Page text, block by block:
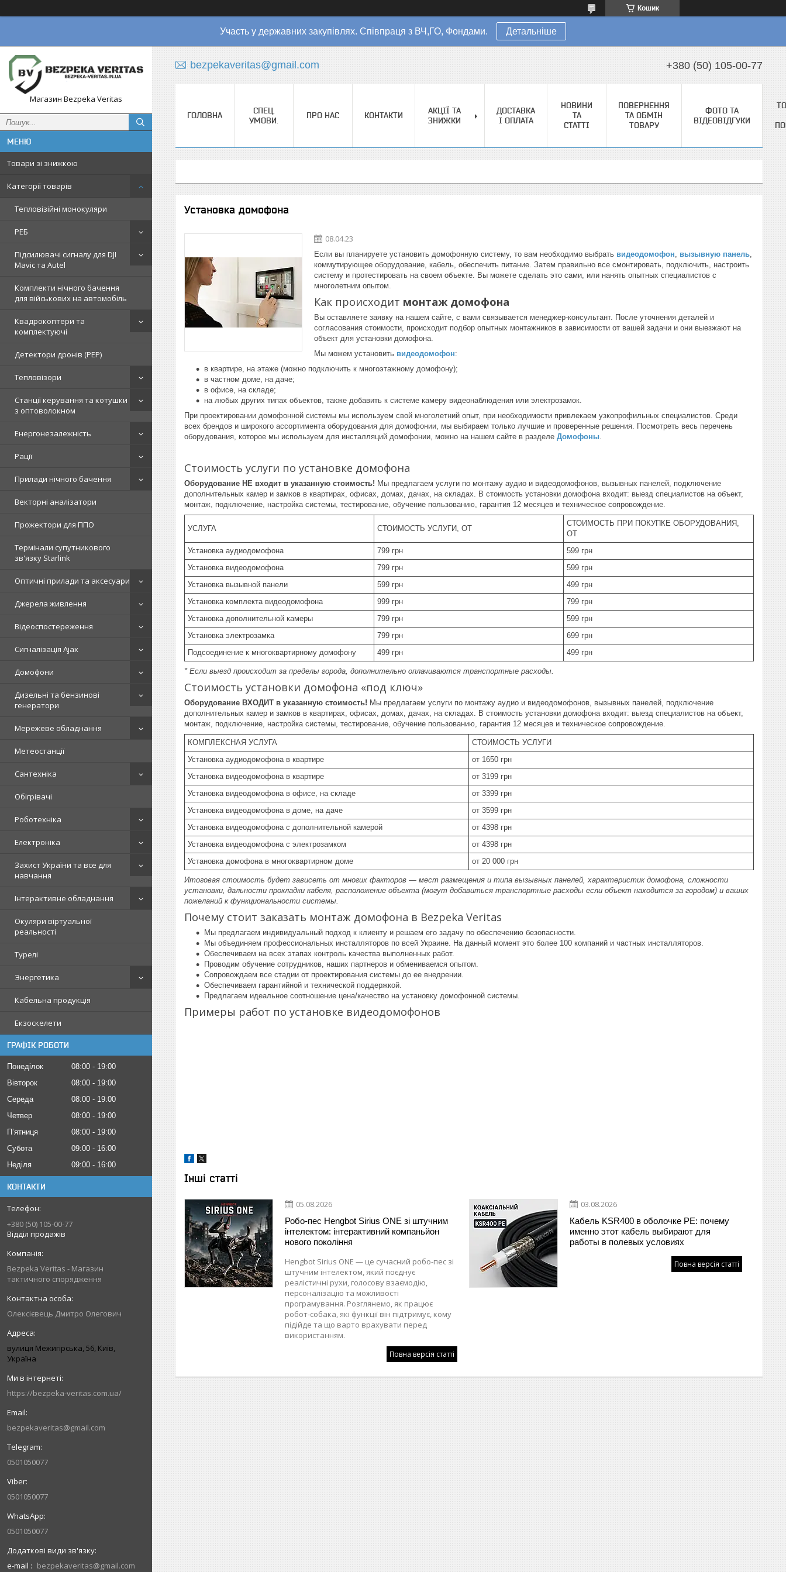
Кошик
Участь у державних закупівлях. Співпраця з ВЧ,ГО, Фондами. Детальніше
Магазин Bezpeka Veritas
Товари зі знижкою
Категорії товарів
Тепловізійні монокуляри
РЕБ
Підсилювачі сигналу для DJI
Mavic та Autel
Комплекти нічного бачення
для військових на автомобіль
Квадрокоптери та
комплектуючі
Детектори дронів (РЕР)
Тепловізори
Станції керування та котушки
з оптоволокном
Енергонезалежність
Рації
Прилади нічного бачення
Векторні аналізатори
Прожектори для ППО
Термінали супутникового
зв'язку Starlink
Оптичні прилади та аксесуари
Джерела живлення
Відеоспостереження
Сигналізація Ajax
Домофони
Дизельні та бензинові
генератори
Мережеве обладнання
Метеостанції
Сантехніка
Обігрівачі
Роботехніка
Електроніка
Захист України та все для
навчання
Інтерактивне обладнання
Окуляри віртуальної
реальності
Турелі
Энергетика
Кабельна продукція
Екзоскелети
ГРАФІК РОБОТИ
Понеділок 08:00
19:00
Вівторок
08:00
19:00
Середа
08:00
19:00
Четвер
08:00
19:00
Пʼятниця
08:00
19:00
Субота
09:00
16:00
Неділя
09:00 16:00
КОНТАКТИ
+380 (50) 105-00-77
Відділ продажів
Bezpeka Veritas - Магазин
тактичного спорядження
Олексієвець Дмитро Олегович
вулиця Межигірська, 56, Київ,
Україна
https://bezpeka-veritas.com.ua/
bezpekaveritas@gmail.com
0501050077
0501050077
0501050077
e-mail bezpekaveritas@gmail.com
bezpekaveritas@gmail.com +380 (50) 105-00-77
ГОЛОВНА
СПЕЦ.
УМОВИ.
ПРО НАС КОНТАКТИ
АКЦІЇ ТА
ЗНИЖКИ
ДОСТАВКА
І ОПЛАТА
НОВИНИ
ТА
СТАТТІ
ПОВЕРНЕННЯ
ТА ОБМІН
ТОВАРУ
ФОТО ТА
ВІДЕОВІДГУКИ
Установка домофона
08.04.23
Если вы планируете установить домофонную систему, то вам необходимо выбрать видеодомофон, вызывную панель,
коммутирующее оборудование, кабель, обеспечить питание. Затем правильно все смонтировать, подключить, настроить
систему и протестировать на своем объекте. Вы можете сделать это сами, или нанять опытных специалистов с
многолетним опытом.
Как происходит монтаж домофона
Вы оставляете заявку на нашем сайте, с вами связывается менеджер-консультант. После уточнения деталей и
согласования стоимости, происходит подбор опытных монтажников в зависимости от вашей задачи и они выезжают на
объект для установки домофона.
Мы можем установить видеодомофон:
в квартире, на этаже (можно подключить к многоэтажному домофону);
в частном доме, на даче;
в офисе, на складе;
на любых других типах объектов, также добавить к системе камеру видеонаблюдения или электрозамок.
При проектировании домофонной системы мы используем свой многолетний опыт, при необходимости привлекаем узкопрофильных специалистов. Среди
всех брендов и широкого ассортимента оборудования для домофонии, мы выбираем только лучшие и проверенные решения. Посмотреть весь перечень
оборудования, которое мы используем для инсталляций домофонии, можно на нашем сайте в разделе Домофоны.
Стоимость услуги по установке домофона
Оборудование НЕ входит в указанную стоимость! Мы предлагаем услуги по монтажу аудио и видеодомофонов, вызывных панелей, подключение
дополнительных камер и замков в квартирах, офисах, домах, дачах, на складах. В стоимость установки домофона входит: выезд специалистов на объект,
монтаж, подключение, настройка системы, тестирование, обучение пользованию, гарантия 12 месяцев и техническое сопровождение.
УСЛУГА СТОИМОСТЬ УСЛУГИ, ОТ
СТОИМОСТЬ ПРИ ПОКУПКЕ ОБОРУДОВАНИЯ,
ОТ
Установка аудиодомофона
799 грн
599 грн
Установка видеодомофона
799 грн
599 грн
Установка вызывной панели
599 грн
499 грн
Установка комплекта видеодомофона
999 грн
799 грн
Установка дополнительной камеры
799 грн
599 грн
Установка электрозамка
799 грн
699 грн
Подсоединение к многоквартирному домофону
499 грн 499 грн
* Если выезд происходит за пределы города, дополнительно оплачиваются транспортные расходы.
Стоимость установки домофона «под ключ»
Оборудование ВХОДИТ в указанную стоимость! Мы предлагаем услуги по монтажу аудио и видеодомофонов, вызывных панелей, подключение
дополнительных камер и замков в квартирах, офисах, домах, дачах, на складах. В стоимость установки домофона входит: выезд специалистов на объект,
монтаж, подключение, настройка системы, тестирование, обучение пользованию, гарантия 12 месяцев и техническое сопровождение.
КОМПЛЕКСНАЯ УСЛУГА
СТОИМОСТЬ УСЛУГИ
Установка аудиодомофона в квартире
от 1650 грн
Установка видеодомофона в квартире
от 3199 грн
Установка видеодомофона в офисе, на складе
от 3399 грн
Установка видеодомофона в доме, на даче
от 3599 грн
Установка видеодомофона с дополнительной камерой
от 4398 грн
Установка видеодомофона с электрозамком
от 4398 грн
Установка домофона в многоквартирном доме
от 20 000 грн
Итоговая стоимость будет зависеть от многих факторов — мест размещения и типа вызывных панелей, характеристик домофона, сложности
установки, дальности прокладки кабеля, расположение объекта (могут добавиться транспортные расходы если объект находится за городом) и ваших
пожеланий к функциональности системы.
Почему стоит заказать монтаж домофона в Bezpeka Veritas
Мы предлагаем индивидуальный подход к клиенту и решаем его задачу по обеспечению безопасности.
Мы объединяем профессиональных инсталляторов по всей Украине. На данный момент это более 100 компаний и частных инсталляторов.
Обеспечиваем на всех этапах контроль качества выполненных работ.
Проводим обучение сотрудников, наших партнеров и обмениваемся опытом.
Сопровождаем все стадии от проектирования системы до ее внедрении.
Обеспечиваем гарантийной и технической поддержкой.
Предлагаем идеальное соотношение цена/качество на установку домофонной системы.
Примеры работ по установке видеодомофонов
Інші статті
05.08.2026
Робо-пес Hengbot Sirius ONE зі штучним
інтелектом: інтерактивний компаньйон
нового покоління
Hengbot Sirius ONE — це сучасний робо-пес зі
штучним інтелектом, який поєднує
реалістичні рухи, голосову взаємодію,
персоналізацію та можливості
програмування. Розглянемо, як працює
робот-собака, які функції він підтримує, кому
підійде та що варто врахувати перед
використанням.
Повна версія статті
03.08.2026
Кабель KSR400 в оболочке PE: почему
именно этот кабель выбирают для
работы в полевых условиях
Повна версія статті